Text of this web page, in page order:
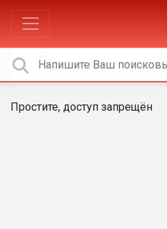
Простите, доступ запрещён